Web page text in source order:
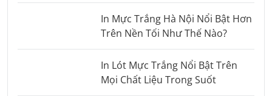
In Mực Trắng Hà Nội Nổi Bật Hơn
Trên Nền Tối Như Thế Nào?
In Lót Mực Trắng Nổi Bật Trên
Mọi Chất Liệu Trong Suốt